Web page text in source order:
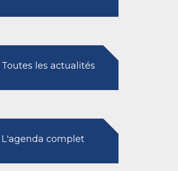
Toutes les actualités
L'agenda complet